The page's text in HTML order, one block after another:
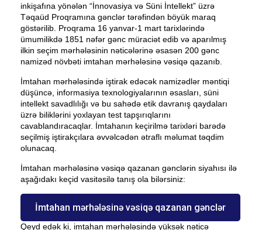
inkişafına yönələn “İnnovasiya və Süni İntellekt” üzrə
Təqaüd Proqramına gənclər tərəfindən böyük maraq
göstərilib. Proqrama 16 yanvar-1 mart tarixlərində
ümumilikdə 1851 nəfər gənc müraciət edib və aparılmış
ilkin seçim mərhələsinin nəticələrinə əsasən 200 gənc
namizəd növbəti imtahan mərhələsinə vəsiqə qazanıb.
İmtahan mərhələsində iştirak edəcək namizədlər məntiqi
düşüncə, informasiya texnologiyalarının əsasları, süni
intellekt savadlılığı və bu sahədə etik davranış qaydaları
üzrə biliklərini yoxlayan test tapşırıqlarını
cavablandıracaqlar. İmtahanın keçirilmə tarixləri barədə
seçilmiş iştirakçılara əvvəlcədən ətraflı məlumat təqdim
olunacaq.
İmtahan mərhələsinə vəsiqə qazanan gənclərin siyahısı ilə
aşağıdakı keçid vasitəsilə tanış ola bilərsiniz:
İmtahan mərhələsinə vəsiqə qazanan gənclər
Qeyd edək ki, imtahan mərhələsində yüksək nəticə